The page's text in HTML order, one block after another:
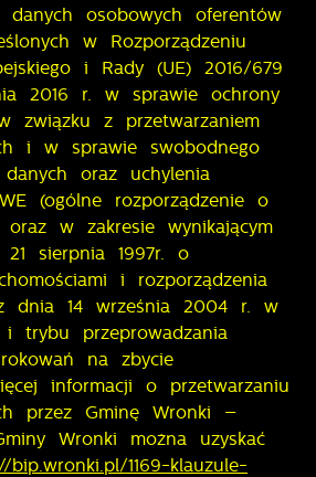
danych osobowych oferentów
w Rozporządzeniu
i Rady (UE) 2016/679
2016 r. w sprawie ochrony
związku z przetwarzaniem
i w sprawie swobodnego
danych oraz uchylenia
(ogólne rozporządzenie o
w zakresie wynikającym
sierpnia 1997r. o
i rozporządzenia
dnia 14 września 2004 r. w
trybu przeprowadzania
na zbycie
informacji o przetwarzaniu
przez Gminę Wronki –
Wronki można uzyskać
bip.wronki.pl/1169-klauzule-